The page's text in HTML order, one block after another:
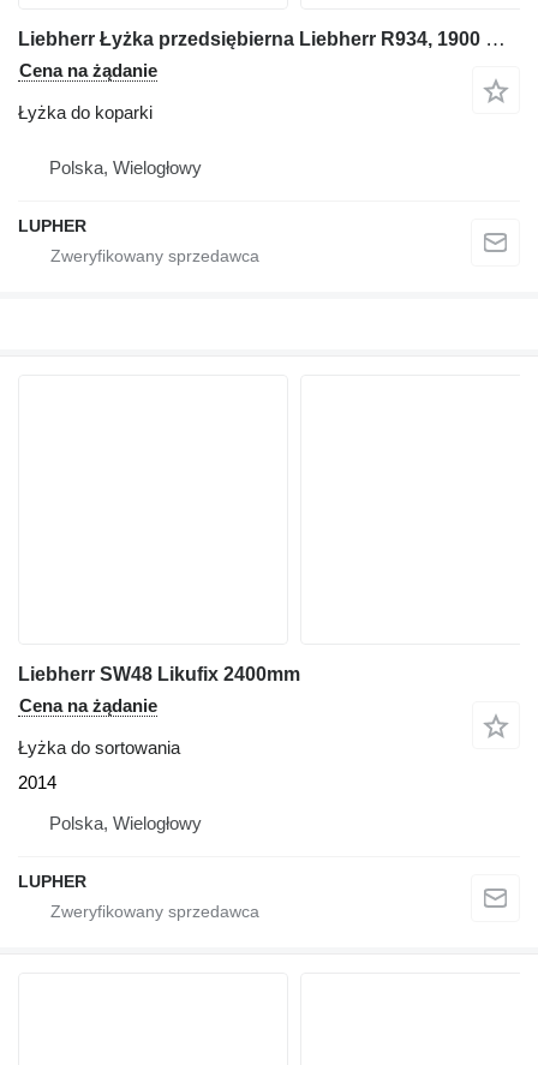
Liebherr Łyżka przedsiębierna Liebherr R934, 1900 mm (B98)
Cena na żądanie
Łyżka do koparki
Polska, Wielogłowy
LUPHER
Liebherr SW48 Likufix 2400mm
Cena na żądanie
Łyżka do sortowania
2014
Polska, Wielogłowy
LUPHER